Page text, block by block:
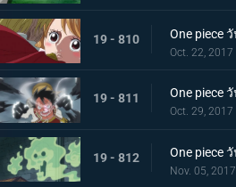
19 - 810
Oct. 22, 2017
19 - 811
Oct. 29, 2017
19 - 812
Nov. 05, 2017